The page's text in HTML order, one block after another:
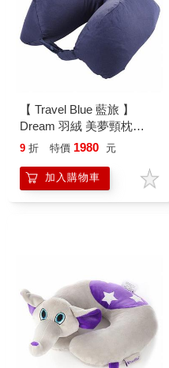
【 Travel Blue 藍旅 】
Dream 羽絨 美夢頸枕
TB215
9 折 特價 1980 元
加入購物車